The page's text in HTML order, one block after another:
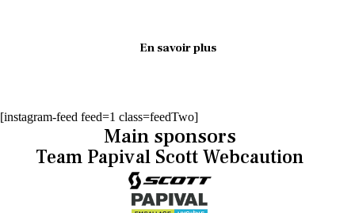
En savoir plus
[instagram-feed feed=1 class=feedTwo]
Main sponsors
Team Papival Scott Webcaution